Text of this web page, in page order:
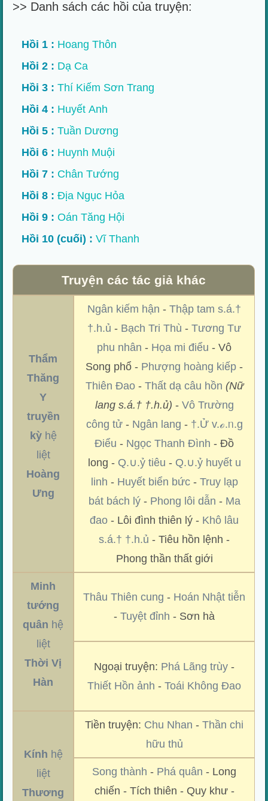
>> Danh sách các hồi của truyện:
Hồi 1 : Hoang Thôn
Hồi 2 : Dạ Ca
Hồi 3 : Thí Kiếm Sơn Trang
Hồi 4 : Huyết Anh
Hồi 5 : Tuần Dương
Hồi 6 : Huynh Muội
Hồi 7 : Chân Tướng
Hồi 8 : Địa Ngục Hỏa
Hồi 9 : Oán Tăng Hội
Hồi 10 (cuối) : Vĩ Thanh
Truyện các tác giả khác
Thẩm
Thăng
Y
truyền
kỳhệ
liệt
Hoàng
Ưng
Ngân kiếm hận -Thập tam s.á.†
†.h.ủ - Bạch Tri Thù -Tương Tư
phu nhân - Họa mi điểu - Vô
Song phổ - Phượng hoàng kiếp -
Thiên Đao- Thất dạ câu hồn (Nữ
lang s.á.† †.h.ủ) - Vô Trường
công tử- Ngân lang - †.Ử v.ℴ.ᥒ.g
Điểu - Ngọc Thanh Đình - Đồ
long - Q.∪.ỷ tiêu - Q.∪.ỷ huyết u
linh - Huyết biển bức- Truy lạp
bát bách lý- Phong lôi dẫn - Ma
đao - Lôi đình thiên lý - Khô lâu
s.á.† †.h.ủ - Tiêu hồn lệnh -
Phong thần thất giới
Minh
tướng
quân hệ
liệt
Thời Vị
Hàn
Thâu Thiên cung - Hoán Nhật tiễn
-Tuyệt đỉnh - Sơn hà
Ngoại truyện: Phá Lãng trùy -
Thiết Hồn ảnh -Toái Không Đao
Kính hệ
liệt
Thương
Tiền truyện: Chu Nhan -Thần chi
hữu thủ
Song thành - Phá quân - Long
chiến - Tích thiên - Quy khư -